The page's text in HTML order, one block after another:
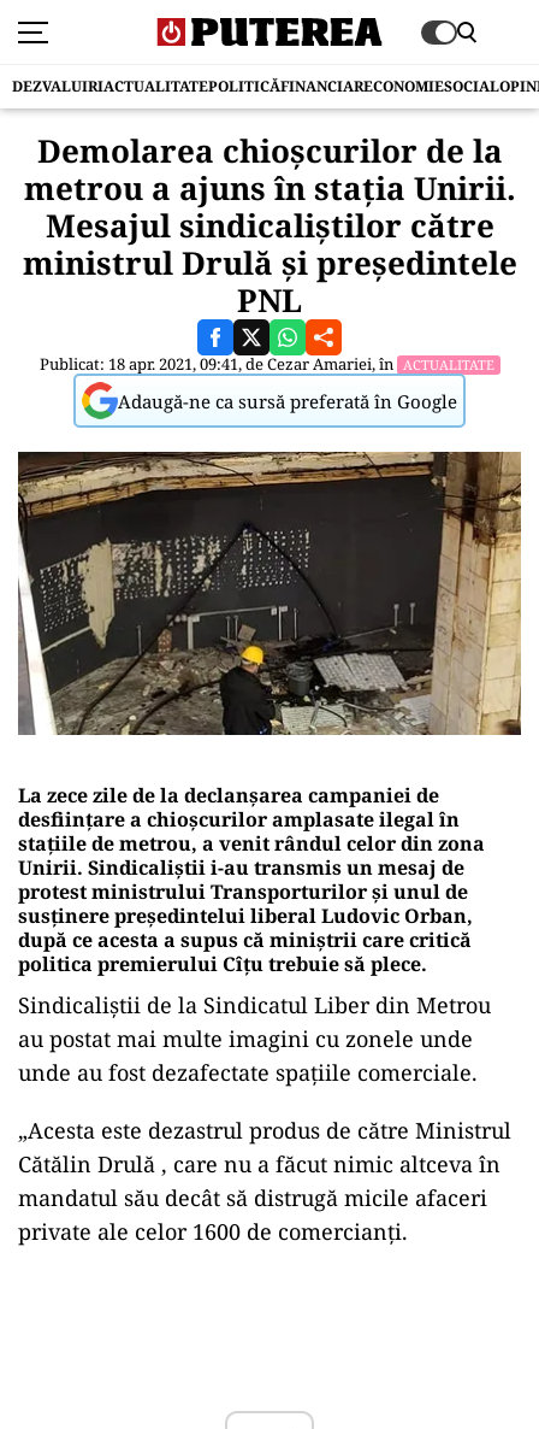
DEZVALUIRIACTUALITATEPOLITICĂFINANCIARECONOMIESOCIAL
Demolarea chioșcurilor de la
metrou a ajuns în stația Unirii.
Mesajul sindicaliștilor către
ministrul Drulă și președintele
PNL
Publicat: 18 apr. 2021, 09:41, deCezar Amariei, în ACTUALITATE
Adaugă-ne ca sursă preferată în Google
La zece zile de la declanșarea campaniei de
desființare a chioșcurilor amplasate ilegal în
stațiile de metrou, a venit rândul celor din zona
Unirii. Sindicaliștii i-au transmis un mesaj de
protest ministrului Transporturilor și unul de
susținere președintelui liberal Ludovic Orban,
după ce acesta a supus că miniștrii care critică
politica premierului Cîțu trebuie să plece.
Sindicaliștii de la Sindicatul Liber din Metrou
au postat mai multe imagini cu zonele unde
unde au fost dezafectate spațiile comerciale.
„Acesta este dezastrul produs de către Ministrul
Cătălin Drulă , care nu a făcut nimic altceva în
mandatul său decât să distrugă micile afaceri
private ale celor 1600 de comercianți.